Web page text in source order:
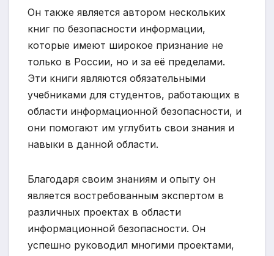
Он также является автором нескольких
книг по безопасности информации,
которые имеют широкое признание не
только в России, но и за её пределами.
Эти книги являются обязательными
учебниками для студентов, работающих в
области информационной безопасности, и
они помогают им углубить свои знания и
навыки в данной области.
Благодаря своим знаниям и опыту он
является востребованным экспертом в
различных проектах в области
информационной безопасности. Он
успешно руководил многими проектами,